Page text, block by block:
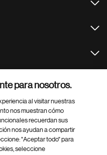
para nosotros.
al visitar nuestras
nos muestran cómo
recuerdan sus
nos ayudan a compartir
"Aceptar todo" para
seleccione